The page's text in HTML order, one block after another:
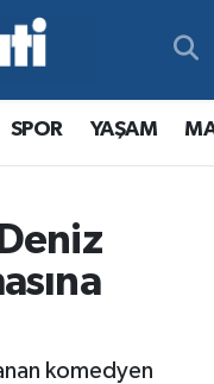
SPOR YAŞAM
komedyen